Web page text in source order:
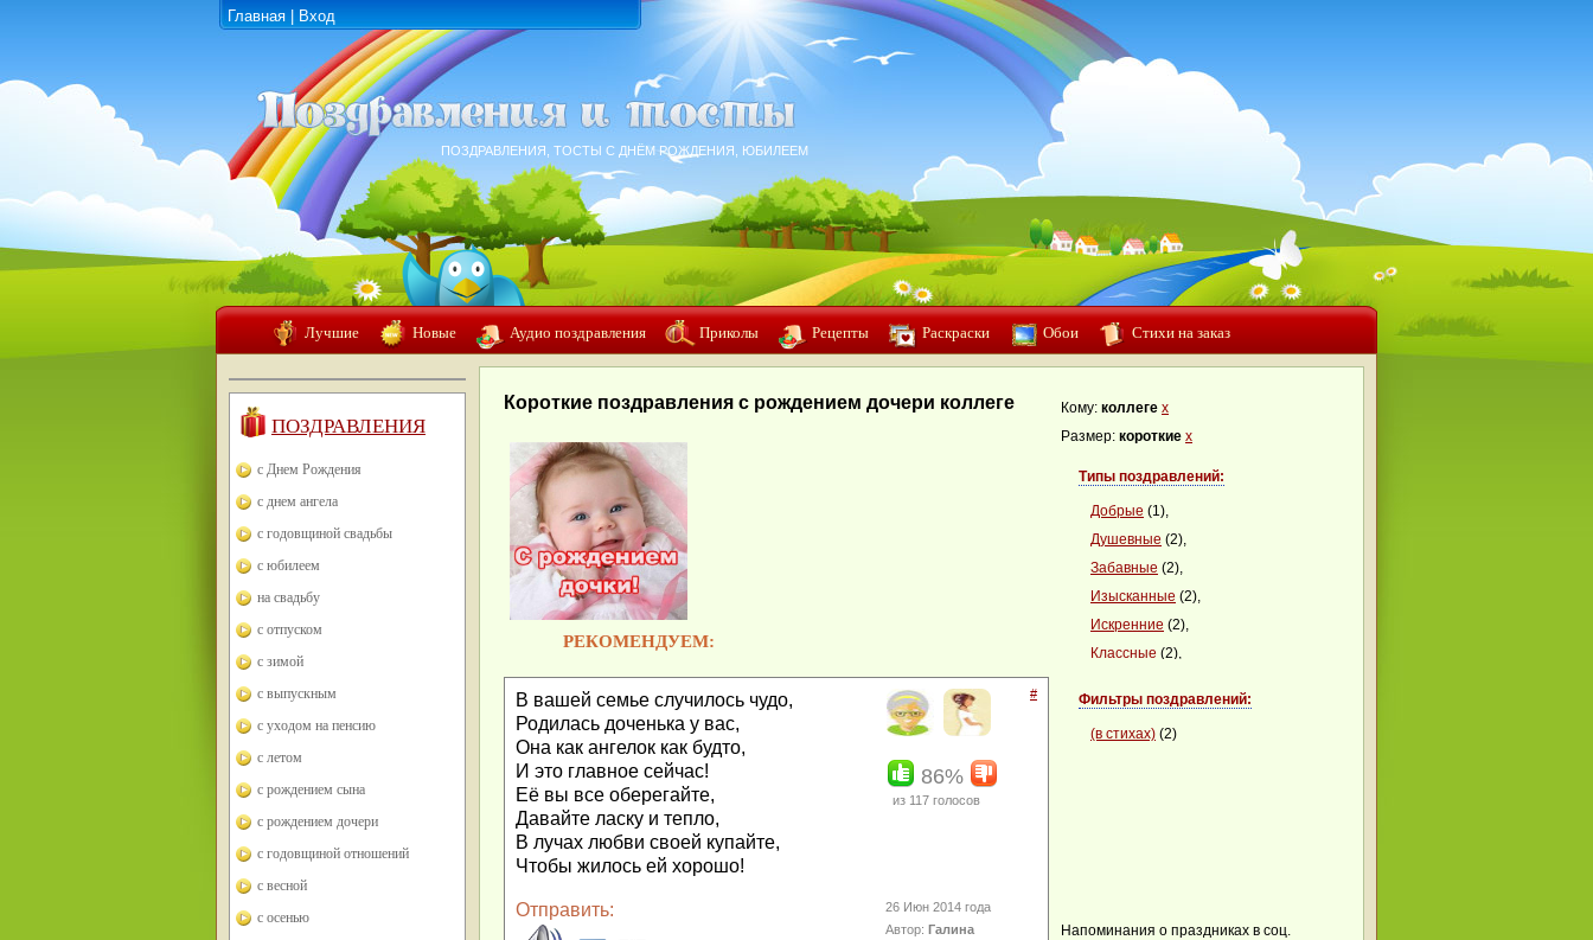
Главная Вход
ПОЗДРАВЛЕНИЯ, ТОСТЫ С ДНЁМ РОЖДЕНИЯ, ЮБИЛЕЕМ
Лучшие Новые Аудио поздравления Приколы Рецепты Раскраски Обои Стихи на заказ
ПОЗДРАВЛЕНИЯ
с Днем Рождения
с днем ангела
с годовщиной свадьбы
с юбилеем
на свадьбу
с отпуском
с зимой
с выпускным
с уходом на пенсию
с летом
с рождением сына
с рождением дочери
с годовщиной отношений
с весной
с осенью
Короткие поздравления с рождением дочери коллеге
РЕКОМЕНДУЕМ:
В вашей семье случилось чудо,
Родилась доченька у вас,
Она как ангелок как будто,
И это главное сейчас!
Её вы все оберегайте,
Давайте ласку и тепло,
В лучах любви своей купайте,
Чтобы жилось ей хорошо!
#
86%
из 117 голосов
Отправить:
26 Июн 2014 года
Автор:Галина
Кому: коллеге x
Размер: короткие x
Типы поздравлений:
Добрые (1),
Душевные (2),
Забавные (2),
Изысканные (2),
Искренние (2),
Классные (2),
Фильтры поздравлений:
(в стихах) (2)
Напоминания о праздниках в соц.